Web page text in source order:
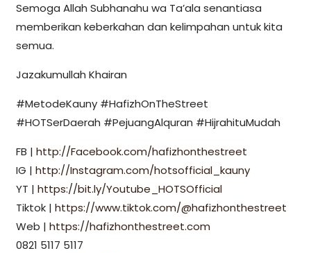
Semoga Allah Subhanahu wa Ta’ala senantiasa
memberikan keberkahan dan kelimpahan untuk kita
semua.
Jazakumullah Khairan
#MetodeKauny #HafizhOnTheStreet
#HOTSerDaerah #PejuangAlquran #HijrahituMudah
FB |http://Facebook.com/hafizhonthestreet
IG |http://Instagram.com/hotsofficial_kauny
YT |https://bit.ly/Youtube_HOTSOfficial
Tiktok |https://www.tiktok.com/@hafizhonthestreet
Web |https://hafizhonthestreet.com
0821 5117 5117